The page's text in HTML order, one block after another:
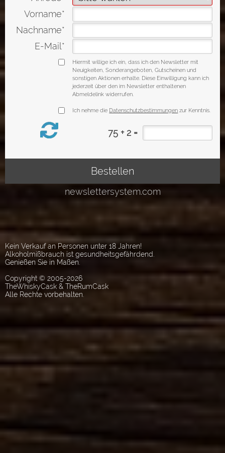
Kein Verkauf an Personen unter 18 Jahren!
Alkoholmißbrauch ist gesundheitsgefährdend.
Genießen Sie in Maßen.
Copyright © 2005-2026
TheWhiskyCask & TheRumCask
Alle Rechte vorbehalten.